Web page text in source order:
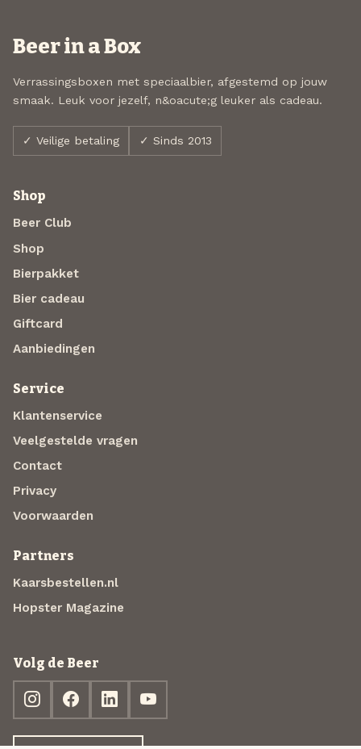
Beer in a Box
Verrassingsboxen met speciaalbier, afgestemd op jouw
smaak. Leuk voor jezelf, n&oacute;g leuker als cadeau.
✓ Veilige betaling ✓ Sinds 2013
Shop
Beer Club
Shop
Bierpakket
Bier cadeau
Giftcard
Aanbiedingen
Service
Klantenservice
Veelgestelde vragen
Contact
Privacy
Voorwaarden
Partners
Kaarsbestellen.nl
Hopster Magazine
Volg de Beer